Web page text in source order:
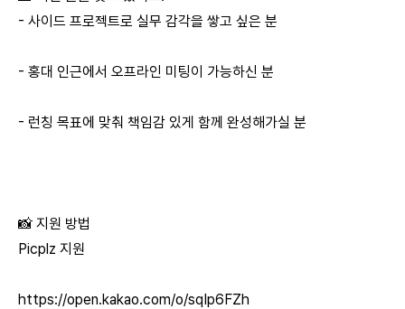
- 사이드 프로젝트로 실무 감각을 쌓고 싶은 분
- 홍대 인근에서 오프라인 미팅이 가능하신 분
- 런칭 목표에 맞춰 책임감 있게 함께 완성해가실 분
📸 지원 방법
Picplz 지원
https://open.kakao.com/o/sqIp6FZh